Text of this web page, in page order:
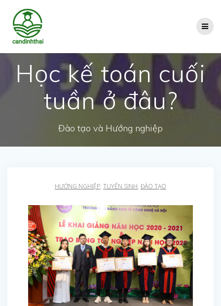
Học kế toán cuối
tuần ở đâu?
Đào tạo và Hướng nghiệp
HƯỚNG NGHIỆP, TUYỂN SINH, ĐÀO TẠO